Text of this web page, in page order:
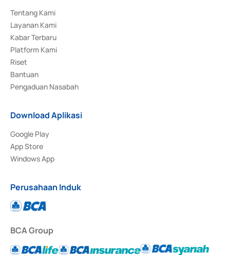
Tentang Kami
Layanan Kami
Kabar Terbaru
Platform Kami
Riset
Bantuan
Pengaduan Nasabah
Download Aplikasi
Google Play
App Store
Windows App
Perusahaan Induk
BCA Group